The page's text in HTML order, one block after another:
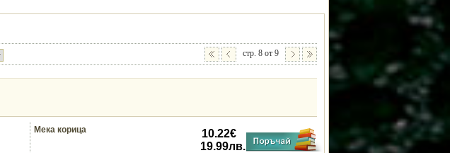
стр. 8 от 9
Мека корица 10.22€
19.99лв.